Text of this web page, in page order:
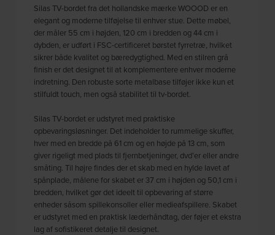
Silas TV-bordet fra det hollandske mærke WOOOD er en
elegant og moderne tilføjelse til enhver stue. Dette møbel,
der måler 55 cm i højden, 120 cm i bredden og 44 cm i
dybden, er udført i FSC-certificeret børstet fyrretræ, hvilket
sikrer både kvalitet og bæredygtighed. Med en stilren grå
finish er det designet til at komplementere enhver moderne
indretning. Den robuste sorte metalbase tilføjer ikke kun et
stilfuldt touch, men også stabilitet til tv-bordet.
Silas TV-bordet er udstyret med praktiske
opbevaringsløsninger. Det indeholder to rummelige skuffer,
hver med en bredde på 61 cm og en højde på 13 cm, som
giver rigeligt med plads til fjernbetjeninger, dvd’er eller andre
småting. Til højre findes der et skab med en hylde lavet af
spånplade, målene for skabet er 37 cm i højden og 50,1 cm i
bredden, hvilket gør det ideelt til opbevaring af større
enheder såsom spillekonsoller eller medieafspillere. Skabet
er udstyret med en praktisk læderhåndtag, der føjer et ekstra
lag af sofistikeret detalje til designet.